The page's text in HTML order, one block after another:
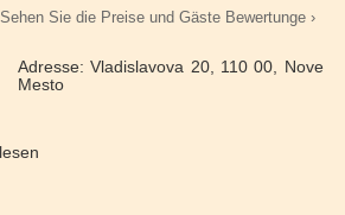
Sehen Sie die Preise und Gäste Bewertunge ›
Adresse: Vladislavova 20, 110 00, Nove
Mesto